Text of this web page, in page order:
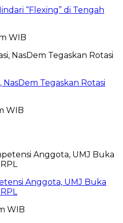
“Flexing” di Tengah
WIB
Tegaskan Rotasi
WIB
Anggota, UMJ Buka
WIB